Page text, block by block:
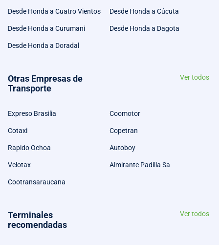
Desde Honda a Cuatro Vientos Desde Honda a Cúcuta
Desde Honda a Curumani Desde Honda a Dagota
Desde Honda a Doradal
Otras Empresas de
Transporte
Ver todos
Expreso Brasilia Coomotor
Cotaxi Copetran
Rapido Ochoa Autoboy
Velotax Almirante Padilla Sa
Cootransaraucana
Terminales
recomendadas
Ver todos